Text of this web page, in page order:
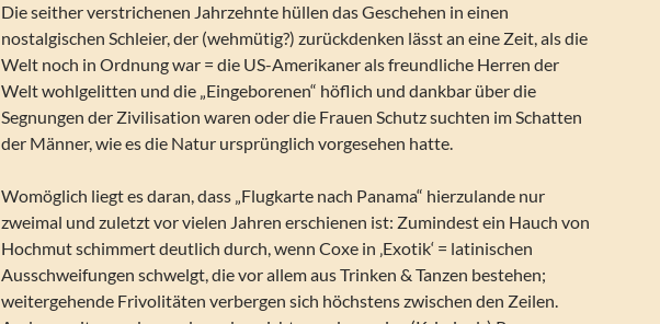
Die seither verstrichenen Jahrzehnte hüllen das Geschehen in einen
nostalgischen Schleier, der (wehmütig?) zurückdenken lässt an eine Zeit, als die
Welt noch in Ordnung war = die US-Amerikaner als freundliche Herren der
Welt wohlgelitten und die „Eingeborenen“ höflich und dankbar über die
Segnungen der Zivilisation waren oder die Frauen Schutz suchten im Schatten
der Männer, wie es die Natur ursprünglich vorgesehen hatte.
Womöglich liegt es daran, dass „Flugkarte nach Panama“ hierzulande nur
zweimal und zuletzt vor vielen Jahren erschienen ist: Zumindest ein Hauch von
Hochmut schimmert deutlich durch, wenn Coxe in ‚Exotik‘ = latinischen
Ausschweifungen schwelgt, die vor allem aus Trinken & Tanzen bestehen;
weitergehende Frivolitäten verbergen sich höchstens zwischen den Zeilen.